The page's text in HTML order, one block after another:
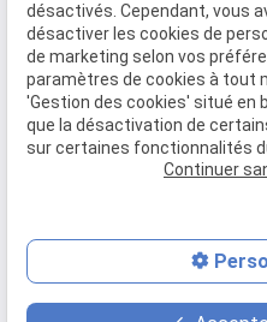
Accueil
Le cabinet
Compétences
Actualités
Contact
place
désactivés. Cependant, vous
désactiver les cookies de
de marketing selon vos
paramètres de cookies à tout
'Gestion des cookies' situé en
que la désactivation de
sur certaines fonctionnalités
Continuer